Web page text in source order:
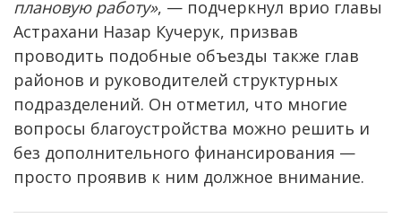
плановую работу», — подчеркнул врио главы
Астрахани Назар Кучерук, призвав
проводить подобные объезды также глав
районов и руководителей структурных
подразделений. Он отметил, что многие
вопросы благоустройства можно решить и
без дополнительного финансирования —
просто проявив к ним должное внимание.